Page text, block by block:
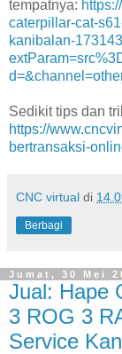
tempatnya:
caterpillar-cat-
kanibalan-
Sedikit tips dan
https://
bertransaksi-
CNC virtual di
Berbagi
Jumat, 30 Mei
Jual: Hape
3 ROG 3
Service